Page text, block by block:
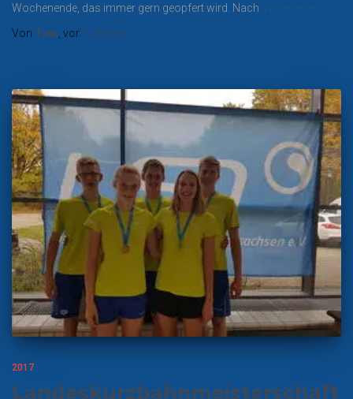
Wochenende, das immer gern geopfert wird. Nach
Von Tina, vor 7 Jahren
2017
Landeskurzbahnmeisterschaft